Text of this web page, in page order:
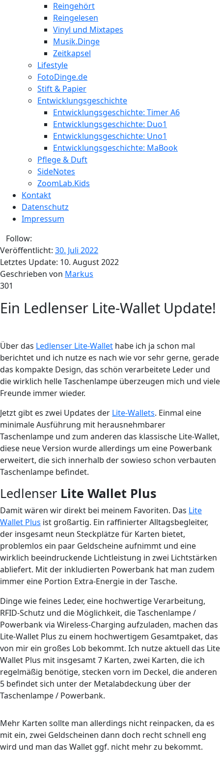
Reingehört
Reingelesen
Vinyl und Mixtapes
Musik.Dinge
Zeitkapsel
Lifestyle
FotoDinge.de
Stift & Papier
Entwicklungsgeschichte
Entwicklungsgeschichte: Timer A6
Entwicklungsgeschichte: Duo1
Entwicklungsgeschichte: Uno1
Entwicklungsgeschichte: MaBook
Pflege & Duft
SideNotes
ZoomLab.Kids
Kontakt
Datenschutz
Impressum
Follow:
Veröffentlicht: 30. Juli 2022
Letztes Update: 10. August 2022
Geschrieben von Markus
301
Ein Ledlenser Lite-Wallet Update!
Über das Ledlenser Lite-Wallet habe ich ja schon mal
berichtet und ich nutze es nach wie vor sehr gerne, gerade
das kompakte Design, das schön verarbeitete Leder und
die wirklich helle Taschenlampe überzeugen mich und viele
Freunde immer wieder.
Jetzt gibt es zwei Updates der Lite-Wallets. Einmal eine
minimale Ausführung mit herausnehmbarer
Taschenlampe und zum anderen das klassische Lite-Wallet,
diese neue Version wurde allerdings um eine Powerbank
erweitert, die sich innerhalb der sowieso schon verbauten
Taschenlampe befindet.
Ledlenser Lite Wallet Plus
Damit wären wir direkt bei meinem Favoriten. Das Lite
Wallet Plus ist großartig. Ein raffinierter Alltagsbegleiter,
der insgesamt neun Steckplätze für Karten bietet,
problemlos ein paar Geldscheine aufnimmt und eine
wirklich beeindruckende Lichtleistung in zwei Lichtstärken
abliefert. Mit der inkludierten Powerbank hat man zudem
immer eine Portion Extra-Energie in der Tasche.
Dinge wie feines Leder, eine hochwertige Verarbeitung,
RFID-Schutz und die Möglichkeit, die Taschenlampe /
Powerbank via Wireless-Charging aufzuladen, machen das
Lite-Wallet Plus zu einem hochwertigem Gesamtpaket, das
von mir ein großes Lob bekommt. Ich nutze aktuell das Lite
Wallet Plus mit insgesamt 7 Karten, zwei Karten, die ich
regelmäßig benötige, stecken vorn im Deckel, die anderen
5 befindet sich unter der Metalabdeckung über der
Taschenlampe / Powerbank.
Mehr Karten sollte man allerdings nicht reinpacken, da es
mit ein, zwei Geldscheinen dann doch recht schnell eng
wird und man das Wallet ggf. nicht mehr zu bekommt.